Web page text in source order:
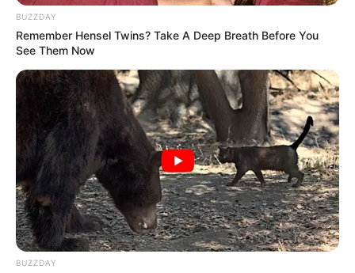
BUZZDAY
Remember Hensel Twins? Take A Deep Breath Before You
See Them Now
BUZZDAY